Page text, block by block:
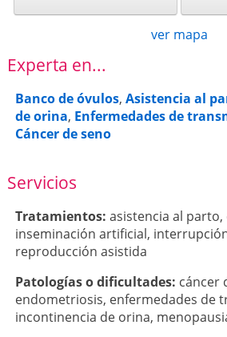
ver mapa
Experta en...
Banco de óvulos, Asistencia al
de orina, Enfermedades de
Cáncer de seno
Servicios
Tratamientos: asistencia al parto,
inseminación artificial,
reproducción asistida
Patologí­as o dificultades: cáncer
endometriosis, enfermedades de
incontinencia de orina,